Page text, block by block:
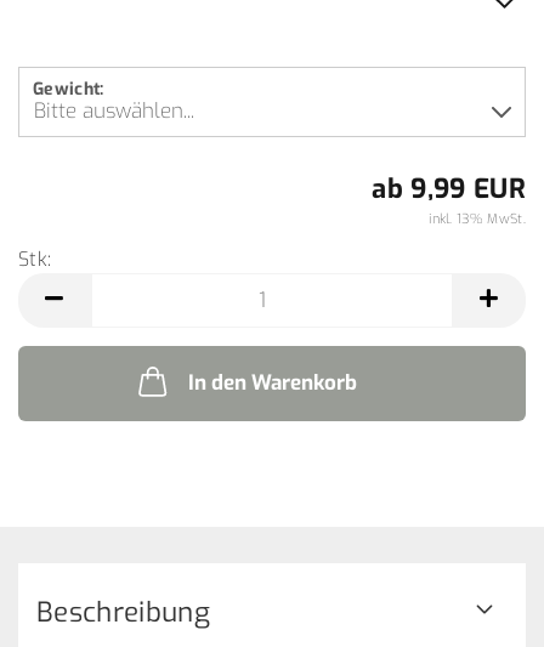
Gewicht:
ab 9,99 EUR
inkl. 13% MwSt.
Stk:
In den Warenkorb
Beschreibung